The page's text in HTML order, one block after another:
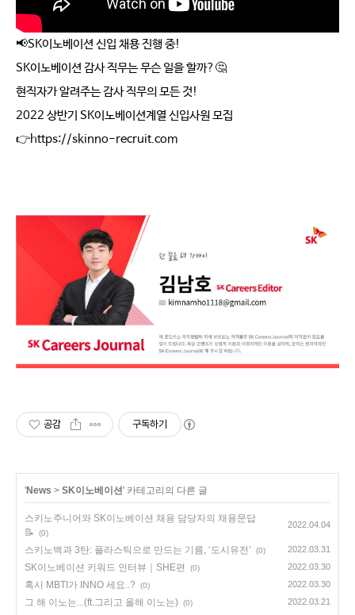
📢SK이노베이션 신입 채용 진행 중!
SK이노베이션 감사 직무는 무슨 일을 할까?🤔
현직자가 알려주는 감사 직무의 모든 것!
2022 상반기 SK이노베이션계열 신입사원 모집
👉https://skinno-recruit.com
공감 구독하기
'News > SK이노베이션' 카테고리의 다른 글
스키노주니어와 SK이노베이션 채용 담당자의 채용문답
📝
(0)
2022.04.04
스키노백과 3탄: 플라스틱으로 만드는 기름, ‘도시유전’ (0) 2022.03.31
SK이노베이션 키워드 인터뷰｜SHE편 (0) 2022.03.30
혹시 MBTI가 INNO 세요..? (0) 2022.03.30
그 해 이노는...(ft.그리고 올해 이노는) (0) 2022.03.21